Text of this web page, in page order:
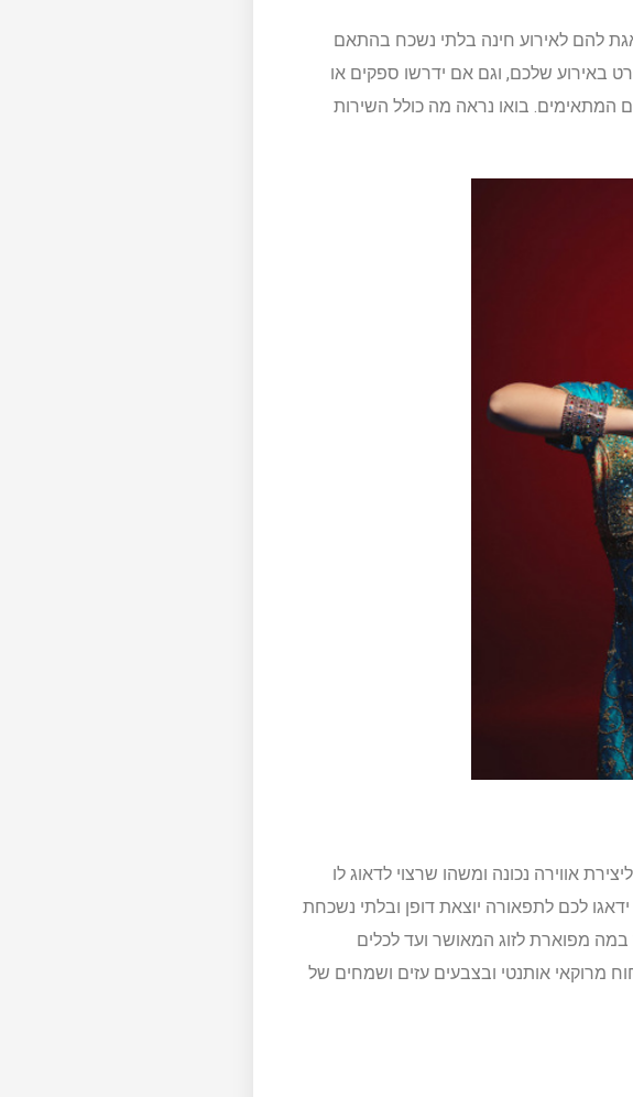
להם לאירוע חינה בלתי נשכח בהתאם
באירוע שלכם, וגם אם ידרשו ספקים או
המתאימים. בואו נראה מה כולל השירות
אווירה נכונה ומשהו שרצוי לדאוג לו
לכם לתפאורה יוצאת דופן ובלתי נשכחת
מפוארת לזוג המאושר ועד לכלים
מרוקאי אותנטי ובצבעים עזים ושמחים של